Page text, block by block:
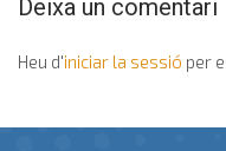
Deixa un comentari
Heu d'iniciar la sessió per